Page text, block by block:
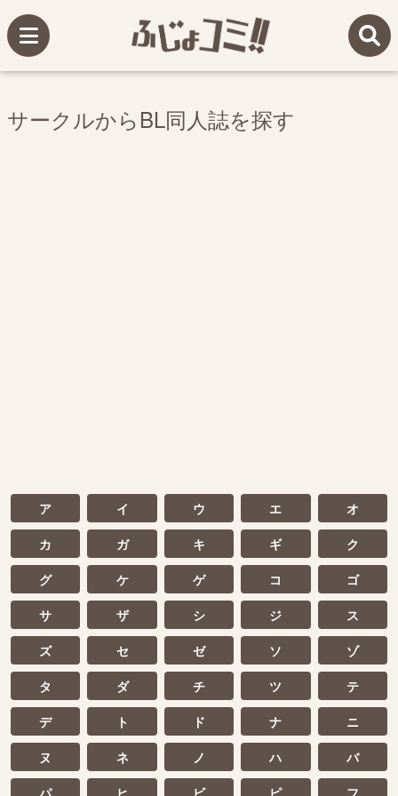
サークルからBL同人誌を探す
ア イ ウ エ
オ
カ
ガ キ ギ
ク
グ
ケ ゲ コ
ゴ
サ
ザ シ ジ
ス
ズ
セ ゼ ソ
ゾ
タ
ダ チ ツ
テ
デ
ト ド ナ
ニ
ヌ
ネ ノ ハ
バ